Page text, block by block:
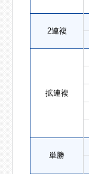
2連複
拡連複
単勝